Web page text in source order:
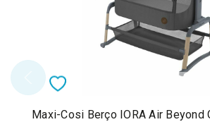
Maxi-Cosi Berço IORA Air Beyond